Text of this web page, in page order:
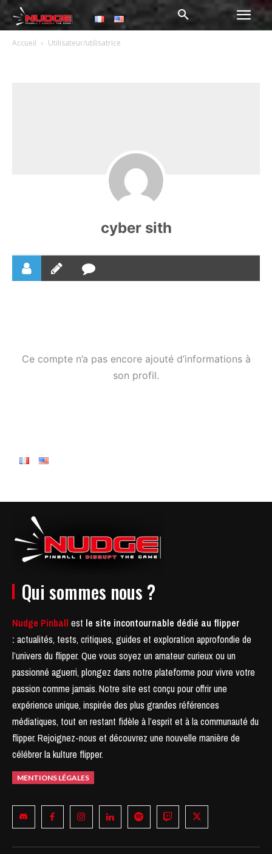
Accueil Utilisateur/utilisatrice
cyber sith
Ce compte n’a pas encore ajouté d’informations à
son profil.
Qui sommes nous ?
Nudge Pinball est le site incontournable dédié au flipper
: actualités, tests, critiques, guides et exploration approfondie de
l’univers du flipper. Que vous soyez un amateur curieux ou un
passionné aguerri, plongez dans notre plateforme pour vivre votre
passion comme jamais.Notre site est conçu pour offrir une
expérience unique, inspirée des plus grandes références
médiatiques, tout en restant fidèle à l’esprit et à la communauté du
flipper.Rejoignez-nous et découvrez une nouvelle manière de
célébrer la kulture flipper.
MENTIONS LÉGALES